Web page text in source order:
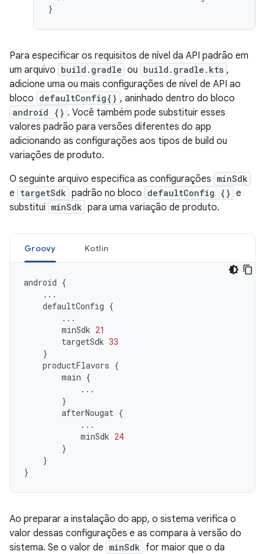
}
Para especificar os requisitos de nível da API padrão em
um arquivo build.gradle ou build.gradle.kts ,
adicione uma ou mais configurações de nível de API ao
bloco defaultConfig{} , aninhado dentro do bloco
android {} . Você também pode substituir esses
valores padrão para versões diferentes do app
adicionando as configurações aos tipos de build ou
variações de produto.
O seguinte arquivo especifica as configurações minSdk
e targetSdk padrão no bloco defaultConfig {} e
substitui minSdk para uma variação de produto.
Groovy Kotlin
android {
...
defaultConfig {
...
minSdk 21
targetSdk 33
}
productFlavors {
main {
...
}
afterNougat {
...
minSdk 24
}
}
}
Ao preparar a instalação do app, o sistema verifica o
valor dessas configurações e as compara à versão do
sistema. Se o valor de minSdk for maior que o da